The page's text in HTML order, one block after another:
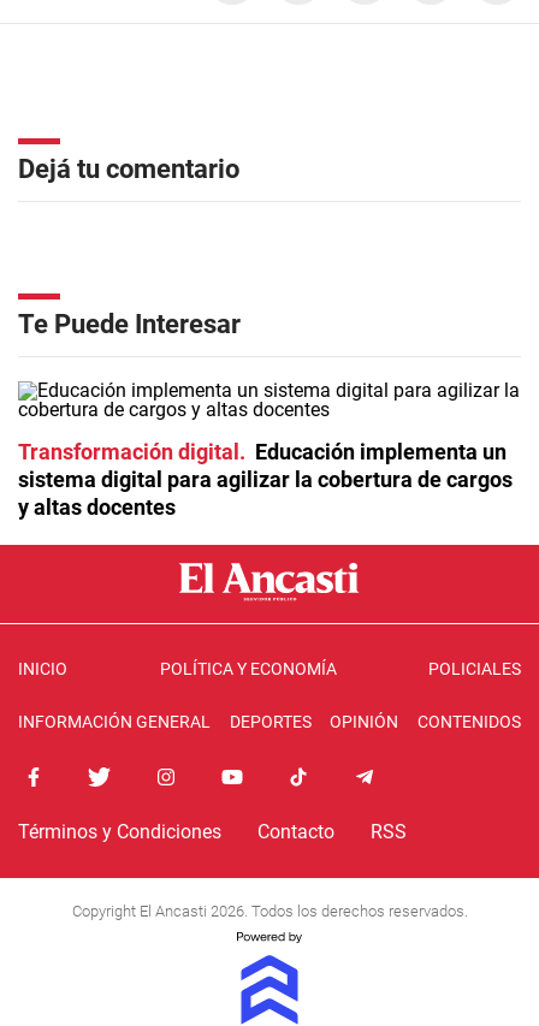
Dejá tu comentario
Te Puede Interesar
Transformación digital
Educación implementa un
sistema digital para agilizar la cobertura de cargos
y altas docentes
INICIO POLÍTICA Y ECONOMÍA POLICIALES
INFORMACIÓN GENERAL DEPORTES OPINIÓN CONTENIDOS
Términos y Condiciones Contacto RSS
Copyright El Ancasti 2026. Todos los derechos reservados.